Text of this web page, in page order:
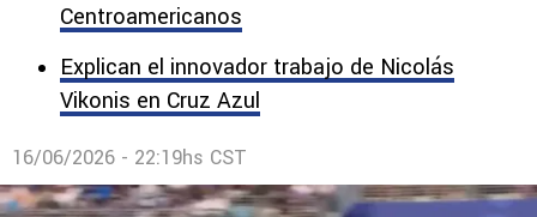
Centroamericanos
Explican el innovador trabajo de Nicolás
Vikonis en Cruz Azul
16/06/2026 - 22:19hs CST